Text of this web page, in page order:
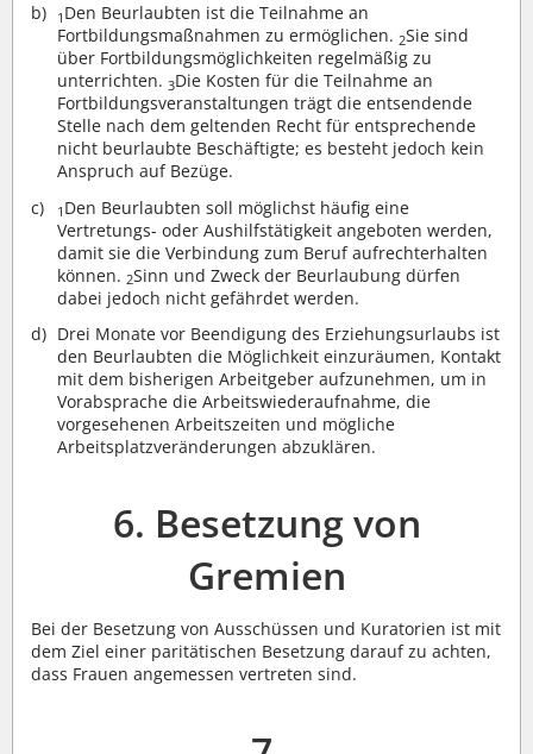
1 Den Beurlaubten ist die Teilnahme an
Fortbildungsmaßnahmen zu ermöglichen. 2Sie sind
über Fortbildungsmöglichkeiten regelmäßig zu
unterrichten. 3Die Kosten für die Teilnahme an
Fortbildungsveranstaltungen trägt die entsendende
Stelle nach dem geltenden Recht für entsprechende
nicht beurlaubte Beschäftigte; es besteht jedoch kein
Anspruch auf Bezüge.
1 Den Beurlaubten soll möglichst häufig eine
Vertretungs- oder Aushilfstätigkeit angeboten werden,
damit sie die Verbindung zum Beruf aufrechterhalten
können. 2Sinn und Zweck der Beurlaubung dürfen
dabei jedoch nicht gefährdet werden.
Drei Monate vor Beendigung des Erziehungsurlaubs ist
den Beurlaubten die Möglichkeit einzuräumen, Kontakt
mit dem bisherigen Arbeitgeber aufzunehmen, um in
Vorabsprache die Arbeitswiederaufnahme, die
vorgesehenen Arbeitszeiten und mögliche
Arbeitsplatzveränderungen abzuklären.
6. Besetzung von
Gremien
Bei der Besetzung von Ausschüssen und Kuratorien ist mit
dem Ziel einer paritätischen Besetzung darauf zu achten,
dass Frauen angemessen vertreten sind.